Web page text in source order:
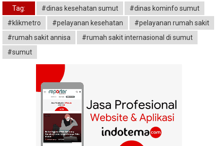
Tag: #dinas kesehatan sumut
#dinas kominfo sumut
#klikmetro
#pelayanan kesehatan
#pelayanan rumah sakit
#rumah sakit annisa
#rumah sakit internasional di sumut
#sumut